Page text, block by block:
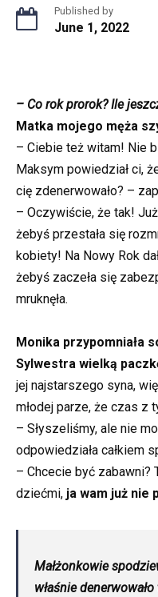
Published by
June 1, 2022
– Co rok prorok? Ile
Matka mojego męża
– Ciebie też witam! Nie
Maksym powiedział ci,
cię zdenerwowało? –
– Oczywiście, że tak!
żebyś przestała się
kobiety! Na Nowy Rok
żebyś zaczeła się
mruknęła.
Monika przypomniała
Sylwestra wielką
jej najstarszego syna,
młodej parze, że czas z
– Słyszeliśmy, ale nie
odpowiedziała całkiem
– Chcecie być zabawni?
dziećmi, ja wam już nie
Małżonkowie
właśnie